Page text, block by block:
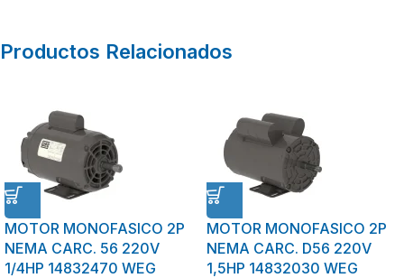
Productos Relacionados
MOTOR MONOFASICO 2P
NEMA CARC. 56 220V
1/4HP 14832470 WEG
MOTOR MONOFASICO 2P
NEMA CARC. D56 220V
1,5HP 14832030 WEG